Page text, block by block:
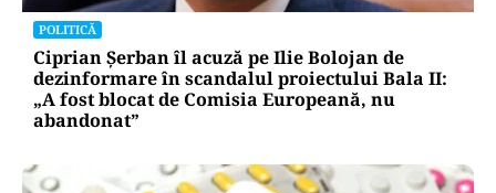
POLITICĂ
Ciprian Șerban îl acuză pe Ilie Bolojan de
dezinformare în scandalul proiectului Bala II:
„A fost blocat de Comisia Europeană, nu
abandonat”